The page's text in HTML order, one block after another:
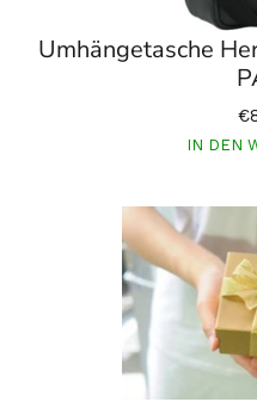
Umhängetasche
IN DEN